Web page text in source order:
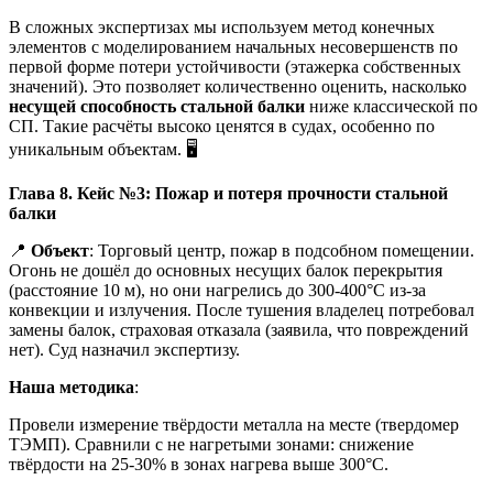
В сложных экспертизах мы используем метод конечных
элементов с моделированием начальных несовершенств по
первой форме потери устойчивости (этажерка собственных
значений). Это позволяет количественно оценить, насколько
несущей способность стальной балки ниже классической по
СП. Такие расчёты высоко ценятся в судах, особенно по
уникальным объектам. 🖥️
Глава 8. Кейс №3: Пожар и потеря прочности стальной
балки
📍 Объект: Торговый центр, пожар в подсобном помещении.
Огонь не дошёл до основных несущих балок перекрытия
(расстояние 10 м), но они нагрелись до 300-400°C из-за
конвекции и излучения. После тушения владелец потребовал
замены балок, страховая отказала (заявила, что повреждений
нет). Суд назначил экспертизу.
Наша методика:
Провели измерение твёрдости металла на месте (твердомер
ТЭМП). Сравнили с не нагретыми зонами: снижение
твёрдости на 25-30% в зонах нагрева выше 300°C.